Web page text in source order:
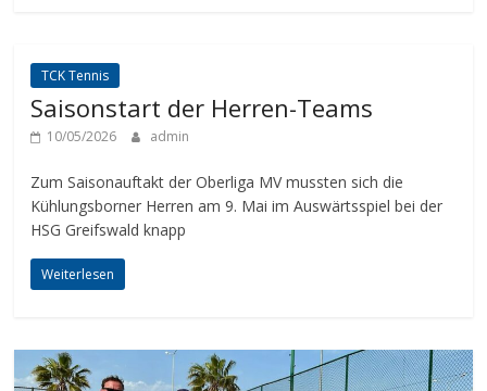
TCK Tennis
Saisonstart der Herren-Teams
10/05/2026 admin
Zum Saisonauftakt der Oberliga MV mussten sich die
Kühlungsborner Herren am 9. Mai im Auswärtsspiel bei der
HSG Greifswald knapp
Weiterlesen